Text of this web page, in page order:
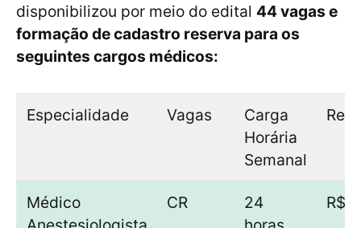
disponibilizou por meio do edital 44 vagas e
formação de cadastro reserva para os
seguintes cargos médicos:
Especialidade Vagas
Carga
Horária
Semanal
Médico
CR
24
R$